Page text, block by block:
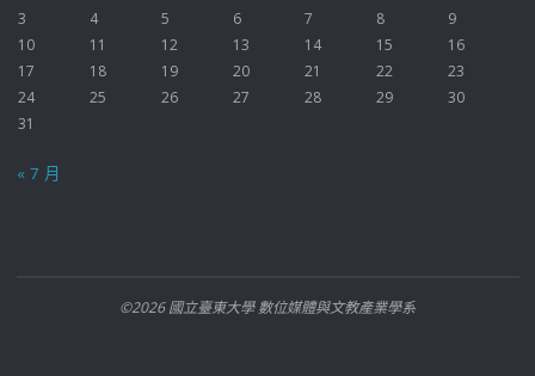
3
4 5 6 7 8
9
10
11 12 13 14 15
16
17
18 19 20 21 22
23
24
25 26 27 28 29
30
31
« 7 月
©2026 國立臺東大學 數位媒體與文教產業學系